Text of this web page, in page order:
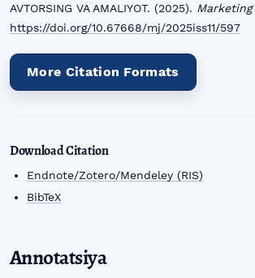
AVTORSING VA AMALIYOT. (2025).
https://doi.org/10.67668/mj/2025iss11/597
More Citation Formats
Download Citation
Endnote/Zotero/Mendeley (RIS)
BibTeX
Annotatsiya